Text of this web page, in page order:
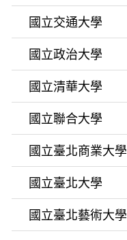
國立交通大學
國立政治大學
國立清華大學
國立聯合大學
國立臺北商業大學
國立臺北大學
國立臺北藝術大學